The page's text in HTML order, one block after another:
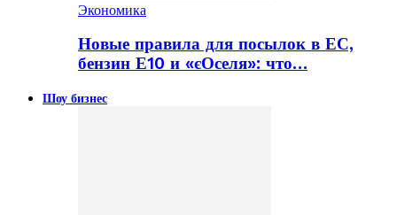
Экономика
Новые правила для посылок в ЕС,
бензин Е10 и «єОселя»: что…
Шоу бизнес